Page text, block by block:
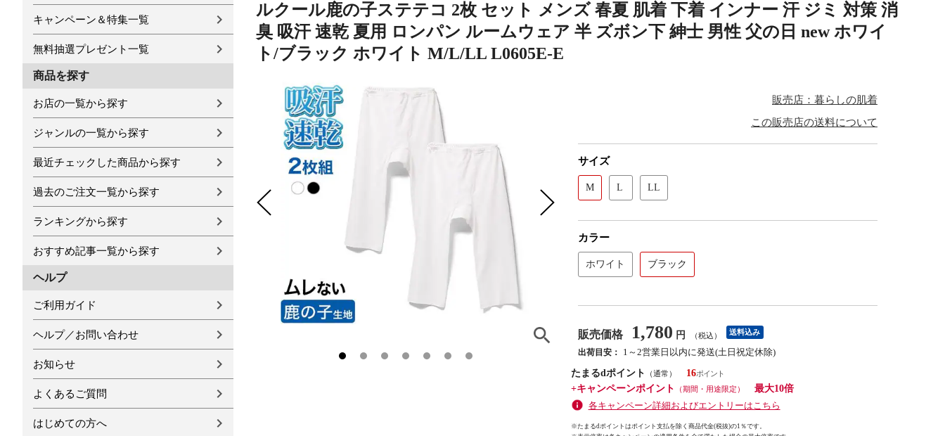
キャンペーン＆特集一覧
無料抽選プレゼント一覧
商品を探す
お店の一覧から探す
ジャンルの一覧から探す
最近チェックした商品から探す
過去のご注文一覧から探す
ランキングから探す
おすすめ記事一覧から探す
ヘルプ
ご利用ガイド
ヘルプ／お問い合わせ
お知らせ
よくあるご質問
はじめての方へ
ルクール鹿の子ステテコ 2枚 セット メンズ 春夏 肌着 下着 インナー 汗 ジミ 対策 消
臭 吸汗 速乾 夏用 ロンパン ルームウェア 半 ズボン下 紳士 男性 父の日 new ホワイ
ト/ブラック ホワイト M/L/LL L0605E-E
販売店：暮らしの肌着
この販売店の送料について
サイズ
M L LL
カラー
ホワイト ブラック
販売価格 1,780 円 （税込） 送料込み
出荷目安：
1～2営業日以内に発送(土日祝定休除)
たまるdポイント
（通常）
16
+キャンペーンポイント
（期間・用途限定）
最大10倍
各キャンペーン詳細およびエントリーはこちら
※たまるdポイントはポイント支払を除く商品代金(税抜)の1％です。